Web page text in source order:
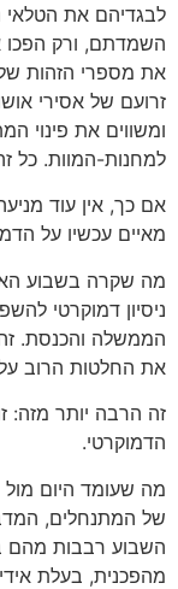
לבגדיהם את הטלאי
השמדתם, ורק הפכו
את מספרי הזהות
זרועם של אסירי
ומשווים את פינוי
למחנות-המוות. כל
אם כך, אין עוד
מאיים עכשיו על
מה שקרה בשבוע
ניסיון דמוקרטי
הממשלה והכנסת.
את החלטות הרוב על
זה הרבה יותר מזה:
הדמוקרטי.
מה שעומד היום
של המתנחלים,
השבוע רבבות מהם
מהפכנית, בעלת